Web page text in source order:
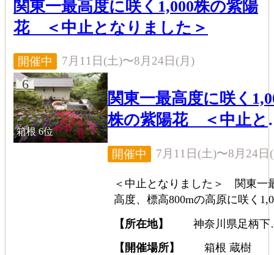
関東一最高度に咲く1,000株の紫陽
花 ＜中止となりました＞
開催中 7月11日(土)〜8月24日(月)
6
箱根 6位
関東一最高度に咲く
株の紫陽花 ＜中止と
りました＞
開催中 7月11日(土)〜8月24日
＜中止となりました＞ 関東一
高度、標高800mの高原に咲く
株の紫陽花。蔵樹では敷地内に
1,000株の紫陽花を植樹し、箱根
新たな季節の名所を創り上げる
【所在地】
神奈川県足柄下
【開催場所】
箱根 蔵樹